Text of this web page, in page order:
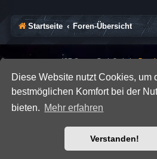
Diese Website nutzt Cookies, um
bestmöglichen Komfort bei der
bieten. Mehr erfahren
Verstanden!
Startseite Foren-Übersicht
*SE Gamer: Dark Style by
Powered byphpBB ® Forum
Datenschutz